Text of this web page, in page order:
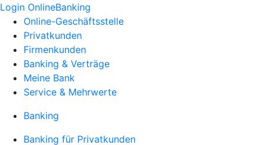
Login OnlineBanking
Online-Geschäftsstelle
Privatkunden
Firmenkunden
Banking & Verträge
Meine Bank
Service & Mehrwerte
Banking
Banking für Privatkunden